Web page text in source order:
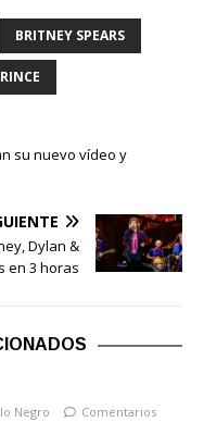
BRITNEY SPEARS
su nuevo vídeo y
Dylan &
en 3 horas
Negro
Comentarios